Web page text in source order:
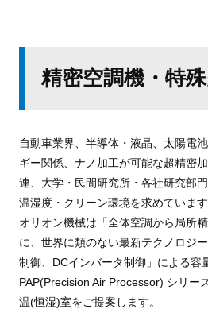
精密空調機・特
自動車業界、半導体・液晶、太陽電
ギー関係、ナノ加工が可能な超精密
連、大学・民間研究所・各社研究部
温湿度・クリーン環境を求めています
オリオン機械は「全体空調から局所
に、世界に類のない最新テクノロジ
制御、DCインバータ制御」による容
PAP(Precision Air Processor) シリー
温(恒湿)室をご提案します。